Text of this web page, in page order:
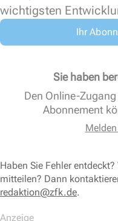
wichtigsten
Ihr
Sie haben
Den Online-
Abonnement
Haben Sie Fehler
mitteilen? Dann
redaktion@zfk.de.